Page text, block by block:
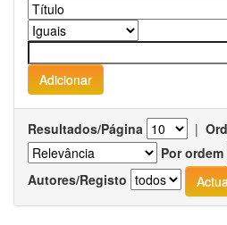
Resultados/Página |
Por ordem
Autores/Registo